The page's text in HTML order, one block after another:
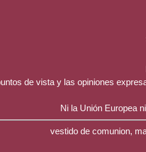
de vista y las opiniones
Ni la Unión Europea
vestido de comunion,